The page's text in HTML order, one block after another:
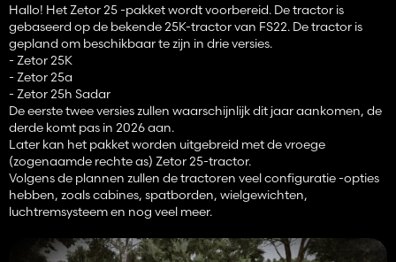
Hallo! Het Zetor 25 -pakket wordt voorbereid. De tractor is
gebaseerd op de bekende 25K-tractor van FS22. De tractor is
gepland om beschikbaar te zijn in drie versies.
- Zetor 25K
- Zetor 25a
- Zetor 25h Sadar
De eerste twee versies zullen waarschijnlijk dit jaar aankomen, de
derde komt pas in 2026 aan.
Later kan het pakket worden uitgebreid met de vroege
(zogenaamde rechte as) Zetor 25-tractor.
Volgens de plannen zullen de tractoren veel configuratie -opties
hebben, zoals cabines, spatborden, wielgewichten,
luchtremsysteem en nog veel meer.